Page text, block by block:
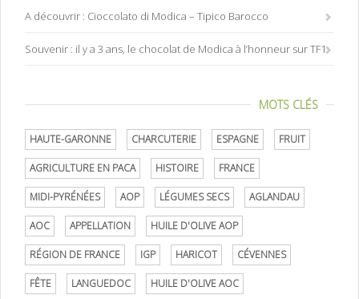
A découvrir : Cioccolato di Modica – Tipico Barocco
Souvenir : il y a 3 ans, le chocolat de Modica à l’honneur sur TF1
MOTS CLÉS
HAUTE-GARONNE CHARCUTERIE ESPAGNE FRUIT
AGRICULTURE EN PACA HISTOIRE FRANCE
MIDI-PYRÉNÉES AOP LÉGUMES SECS AGLANDAU
AOC APPELLATION HUILE D'OLIVE AOP
RÉGION DE FRANCE IGP HARICOT CÉVENNES
FÊTE LANGUEDOC HUILE D'OLIVE AOC